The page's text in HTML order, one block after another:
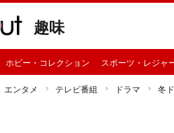
趣味
ホビー・コレクション スポーツ・レジャ
エンタメ テレビ番組 ドラマ 冬